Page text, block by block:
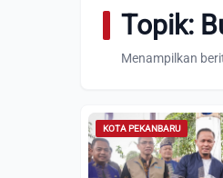
Topik:
Menampilkan
KOTA PEKANBARU